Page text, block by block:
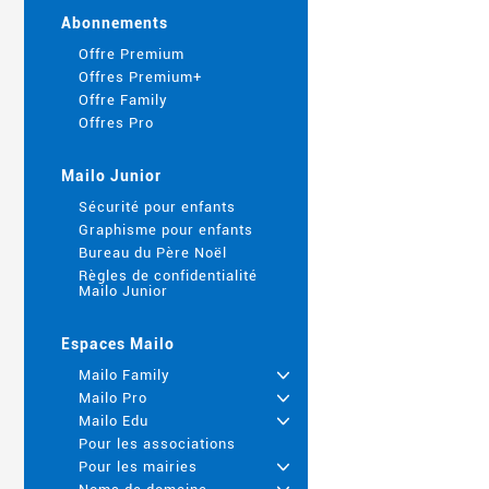
Abonnements
Offre Premium
Offres Premium+
Offre Family
Offres Pro
Mailo Junior
Sécurité pour enfants
Graphisme pour enfants
Bureau du Père Noël
Règles de confidentialité
Mailo Junior
Espaces Mailo
Mailo Family
+
Mailo Pro
+
Mailo Edu
+
Pour les associations
Pour les mairies
+